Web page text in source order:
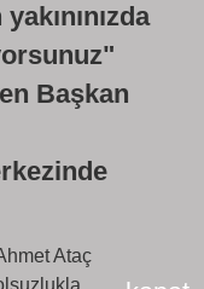
Başkan
Ataç